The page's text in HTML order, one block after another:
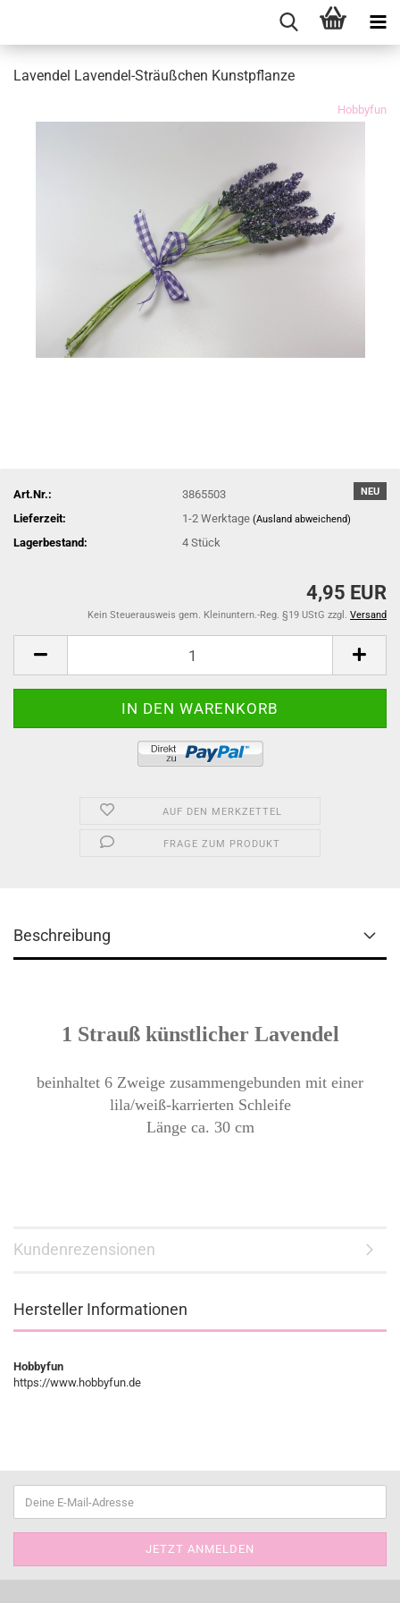
Lavendel Lavendel-Sträußchen Kunstpflanze
Hobbyfun
NEU
Art.Nr.:
3865503
Lieferzeit:
1-2 Werktage(Ausland abweichend)
Lagerbestand: 4Stück
4,95 EUR
Kein Steuerausweis gem. Kleinuntern.-Reg. §19 UStG zzgl. Versand
AUF DEN MERKZETTEL
FRAGE ZUM PRODUKT
Beschreibung
1 Strauß künstlicher Lavendel
beinhaltet 6 Zweige zusammengebunden mit einer
lila/weiß-karrierten Schleife
Länge ca. 30 cm
Kundenrezensionen
Hersteller Informationen
Hobbyfun
https://www.hobbyfun.de